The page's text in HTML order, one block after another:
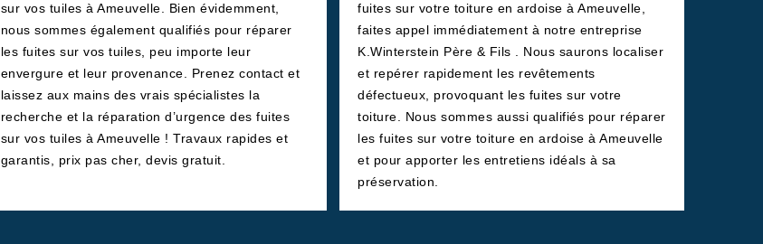
sur vos tuiles à Ameuvelle. Bien évidemment,
nous sommes également qualifiés pour réparer
les fuites sur vos tuiles, peu importe leur
envergure et leur provenance. Prenez contact et
laissez aux mains des vrais spécialistes la
recherche et la réparation d’urgence des fuites
sur vos tuiles à Ameuvelle ! Travaux rapides et
garantis, prix pas cher, devis gratuit.
fuites sur votre toiture en ardoise à Ameuvelle,
faites appel immédiatement à notre entreprise
K.Winterstein Père & Fils . Nous saurons localiser
et repérer rapidement les revêtements
défectueux, provoquant les fuites sur votre
toiture. Nous sommes aussi qualifiés pour réparer
les fuites sur votre toiture en ardoise à Ameuvelle
et pour apporter les entretiens idéals à sa
préservation.